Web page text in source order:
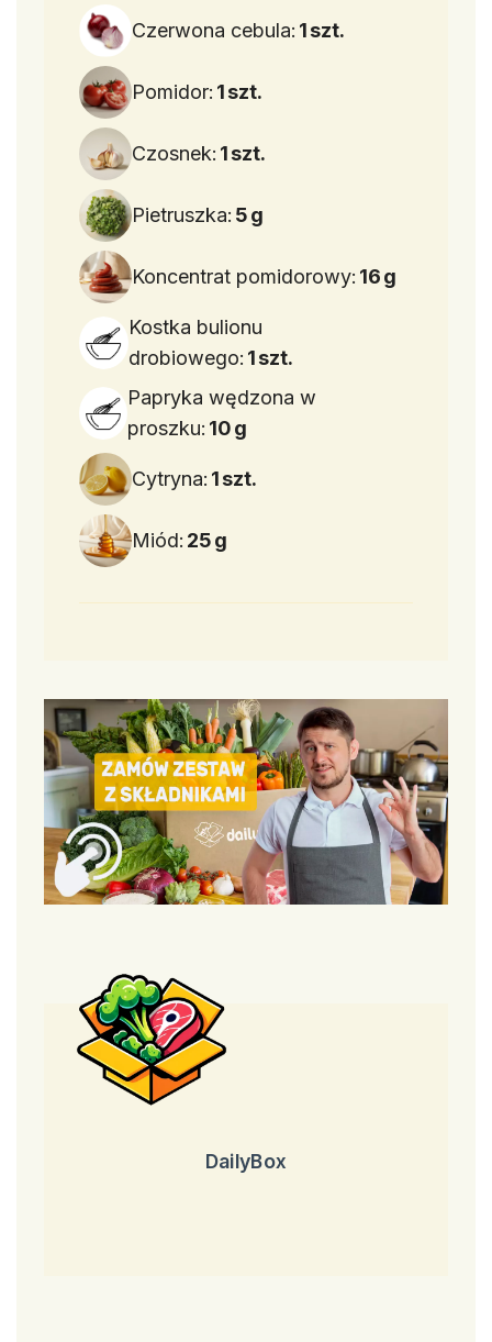
Czerwona cebula: 1szt.
Pomidor: 1szt.
Czosnek: 1szt.
Pietruszka: 5g
Koncentrat pomidorowy: 16g
Kostka bulionu
drobiowego: 1szt.
Papryka wędzona w
proszku: 10g
Cytryna: 1szt.
Miód: 25g
DailyBox